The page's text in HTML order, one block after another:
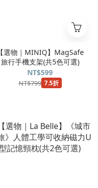
【選物｜MINIQ】MagSafe
旅行手機支架(共5色可選)
NT$599
NT$799 7.5折